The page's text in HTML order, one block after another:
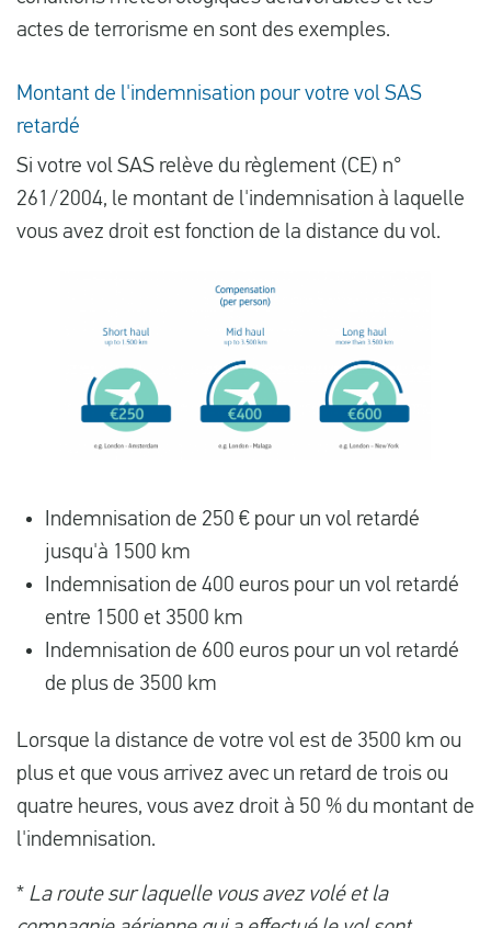
actes de terrorisme en sont des exemples.
Montant de l'indemnisation pour votre vol SAS
retardé
Si votre vol SAS relève du règlement (CE) n°
261/2004, le montant de l'indemnisation à laquelle
vous avez droit est fonction de la distance du vol.
Indemnisation de 250 € pour un vol retardé
jusqu'à 1500 km
Indemnisation de 400 euros pour un vol retardé
entre 1500 et 3500 km
Indemnisation de 600 euros pour un vol retardé
de plus de 3500 km
Lorsque la distance de votre vol est de 3500 km ou
plus et que vous arrivez avec un retard de trois ou
quatre heures, vous avez droit à 50 % du montant de
l'indemnisation.
* La route sur laquelle vous avez volé et la